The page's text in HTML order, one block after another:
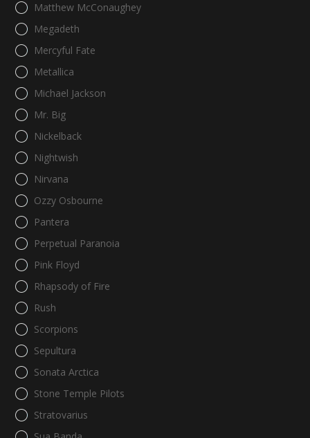
Matthew McConaughey
Megadeth
Mercyful Fate
Metallica
Michael Jackson
Mr. Big
Nickelback
Nightwish
Nirvana
Ozzy Osbourne
Pantera
Perpetual Paranoia
Pink Floyd
Rhapsody of Fire
Rush
Scorpions
Sepultura
Sonata Arctica
Stone Temple Pilots
Stratovarius